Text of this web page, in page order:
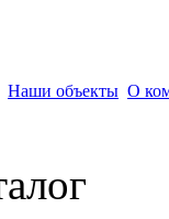
Наши объекты О